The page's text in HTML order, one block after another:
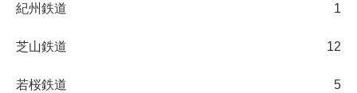
紀州鉄道 1
芝山鉄道 12
若桜鉄道 5